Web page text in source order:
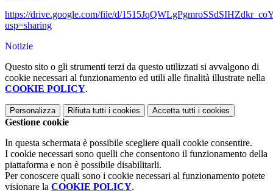
https://drive.google.com/file/d/
usp=sharing
Notizie
Questo sito o gli strumenti terzi da questo utilizzati si avvalgono di
cookie necessari al funzionamento ed utili alle finalità illustrate nella
COOKIE POLICY.
Personalizza Rifiuta tutti i cookies Accetta tutti i cookies
Gestione cookie
In questa schermata è possibile scegliere quali cookie consentire.
I cookie necessari sono quelli che consentono il funzionamento della
piattaforma e non è possibile disabilitarli.
Per conoscere quali sono i cookie necessari al funzionamento potete
visionare la COOKIE POLICY.